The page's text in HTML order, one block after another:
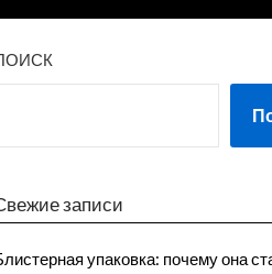
записи
упаковка: почему она